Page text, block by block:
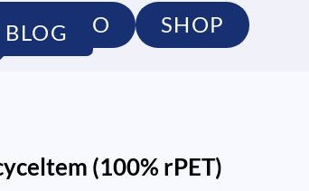
SHOP
BLOG
(100% rPET)